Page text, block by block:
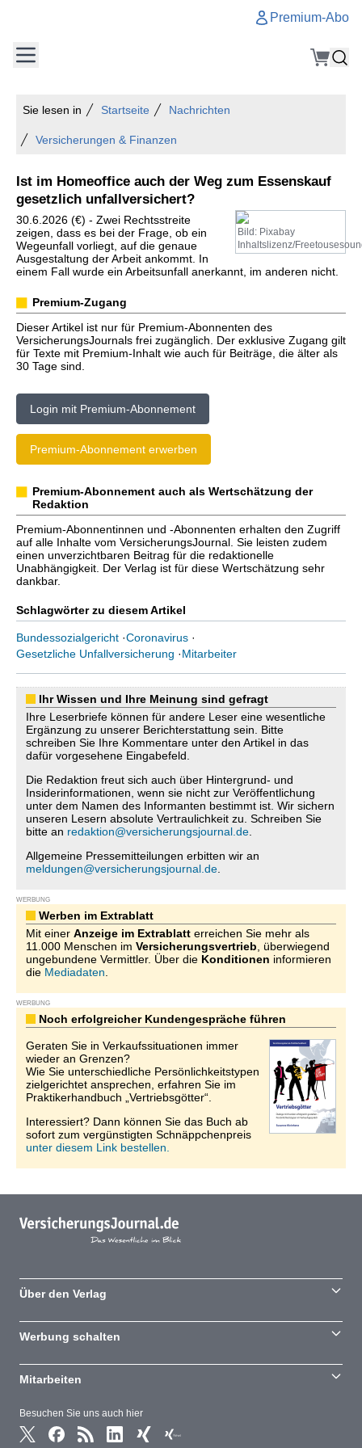
Premium-Abo
Sie lesen in Startseite Nachrichten
Versicherungen & Finanzen
Ist im Homeoffice auch der Weg zum Essenskauf
gesetzlich unfallversichert?
Bild: Pixabay
Inhaltslizenz/
30.6.2026 (€) - Zwei Rechtsstreite
zeigen, dass es bei der Frage, ob ein
Wegeunfall vorliegt, auf die genaue
Ausgestaltung der Arbeit ankommt. In
einem Fall wurde ein Arbeitsunfall anerkannt, im anderen nicht.
Premium-Zugang
Dieser Artikel ist nur für Premium-Abonnenten des
VersicherungsJournals frei zugänglich. Der exklusive Zugang gilt
für Texte mit Premium-Inhalt wie auch für Beiträge, die älter als
30 Tage sind.
Login mit Premium-Abonnement
Premium-Abonnement erwerben
Premium-Abonnement auch als Wertschätzung der
Redaktion
Premium-Abonnentinnen und -Abonnenten erhalten den Zugriff
auf alle Inhalte vom VersicherungsJournal. Sie leisten zudem
einen unverzichtbaren Beitrag für die redaktionelle
Unabhängigkeit. Der Verlag ist für diese Wertschätzung sehr
dankbar.
Schlagwörter zu diesem Artikel
Bundessozialgericht ·Coronavirus ·
Gesetzliche Unfallversicherung ·Mitarbeiter
Ihr Wissen und Ihre Meinung sind gefragt
Ihre Leserbriefe können für andere Leser eine wesentliche
Ergänzung zu unserer Berichterstattung sein. Bitte
schreiben Sie Ihre Kommentare unter den Artikel in das
dafür vorgesehene Eingabefeld.
Die Redaktion freut sich auch über Hintergrund- und
Insiderinformationen, wenn sie nicht zur Veröffentlichung
unter dem Namen des Informanten bestimmt ist. Wir sichern
unseren Lesern absolute Vertraulichkeit zu. Schreiben Sie
bitte an redaktion@versicherungsjournal.de
Allgemeine Pressemitteilungen erbitten wir an
meldungen@versicherungsjournal.de
WERBUNG
Werben im Extrablatt
Mit einer Anzeige im Extrablatt erreichen Sie mehr als
11.000 Menschen im Versicherungsvertrieb , überwiegend
ungebundene Vermittler. Über die Konditionen informieren
die Mediadaten
WERBUNG
Noch erfolgreicher Kundengespräche führen
Geraten Sie in Verkaufssituationen immer
wieder an Grenzen?
Wie Sie unterschiedliche Persönlichkeitstypen
zielgerichtet ansprechen, erfahren Sie im
Praktikerhandbuch „Vertriebsgötter“.
Interessiert? Dann können Sie das Buch ab
sofort zum vergünstigten Schnäppchenpreis
unter diesem Link bestellen.
Besuchen Sie uns auch hier
Über den Verlag
Werbung schalten
Mitarbeiten